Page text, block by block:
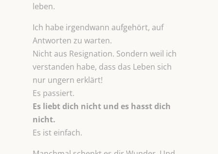
leben.
Ich habe irgendwann aufgehört, auf
Antworten zu warten.
Nicht aus Resignation. Sondern weil ich
verstanden habe, dass das Leben sich
nur ungern erklärt!
Es passiert.
Es liebt dich nicht und es hasst dich
nicht.
Es ist einfach.